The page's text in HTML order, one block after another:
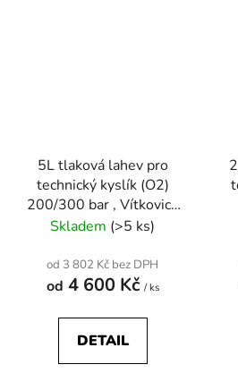
5L tlaková lahev pro
technický kyslík (O2)
200/300 bar , Vítkovice
Cylinders
Skladem (>5 ks)
od 3 802 Kč bez DPH
od 4 600 Kč / ks
DETAIL